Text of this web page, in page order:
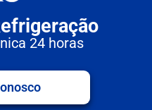
24 horas